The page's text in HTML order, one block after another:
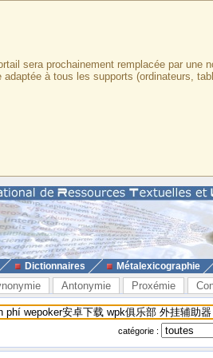
sera prochainement remplacée par une
à tous les supports (ordinateurs,
Dictionnaires Métalexicographie
Antonymie Proxémie
catégorie :